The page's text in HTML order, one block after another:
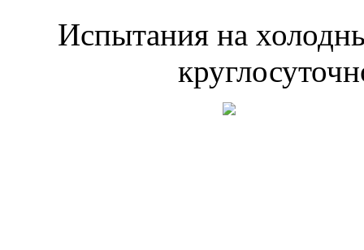
Испытания на